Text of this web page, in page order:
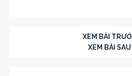
XEM BÀI
XEM BÀI SAU